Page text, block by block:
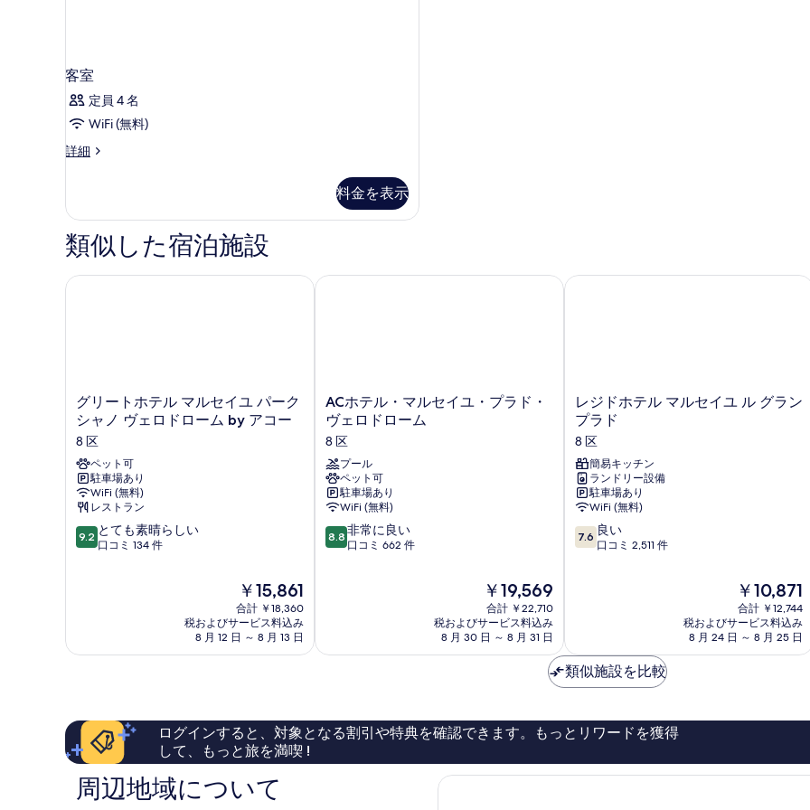
客室
定員 4 名
WiFi (無料)
詳細
客
細
料金を表示
類似した宿泊施設
グ
リ
ー
ト
ホ
テ
ル
マ
ル
セ
ャ
ロ
ド
ロ
ー
ム
グリートホテル マルセイユ パーク
シャノ ヴェロドローム by アコー
8 区
ペット可
駐車場あり
WiFi (無料)
レストラン
10
段
素
い、
口
コ
134
件
9.2 とても素晴らしい
口コミ 134 件
現
在
の
料
金
￥15,861
合計 ￥18,360
税およびサービス料込み
8 月 12 日 ～ 8 月 13 日
グリートホテル マルセイユ パーク シャノ ヴェロドローム by アコー
AC
ホ
テ
ル・
マ
ル
セ
イ
ユ・
プ
ロ
区
ACホテル・マルセイユ・プラド・
ヴェロドローム
8 区
プール
ペット可
駐車場あり
WiFi (無料)
10
段
良
ミ
662
8.8 非常に良い
口コミ 662 件
現
在
の
料
金
￥19,569
合計 ￥22,710
税およびサービス料込み
8 月 30 日 ～ 8 月 31 日
ACホテル・マルセイユ・プラド・ヴェロドローム
レ
ジ
ド
ホ
テ
ル
マ
ル
セ
イ
ラ
ド
8
レジドホテル マルセイユ ル グラン
プラド
8 区
簡易キッチン
ランドリー設備
駐車場あり
WiFi (無料)
10
段
コ
ミ
2,511
件
の
コ
7.6 良い
口コミ 2,511 件
現
在
の
料
金
￥10,871
合計 ￥12,744
税およびサービス料込み
8 月 24 日 ～ 8 月 25 日
レジドホテル マルセイユ ル グラン プ
類似施設を比較
ログインすると、対象となる割引や特典を確認できます。もっとリワードを獲得
して、もっと旅を満喫 !
周辺地域について